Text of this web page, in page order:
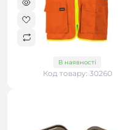
В наявності
Код товару: 30260